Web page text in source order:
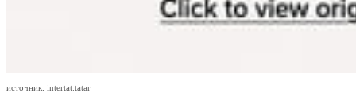
источник: intertat.tatar